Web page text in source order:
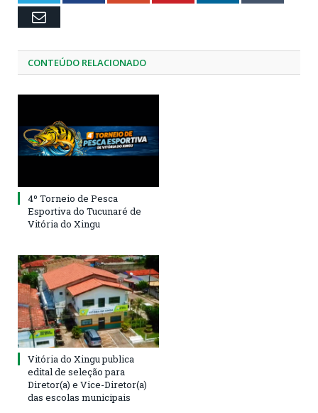
Email
CONTEÚDO RELACIONADO
4º Torneio de Pesca
Esportiva do Tucunaré de
Vitória do Xingu
Vitória do Xingu publica
edital de seleção para
Diretor(a) e Vice-Diretor(a)
das escolas municipais